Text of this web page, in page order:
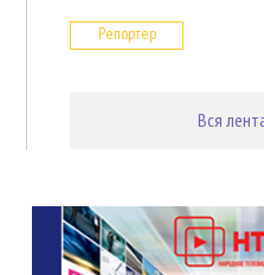
Репортер
Вся